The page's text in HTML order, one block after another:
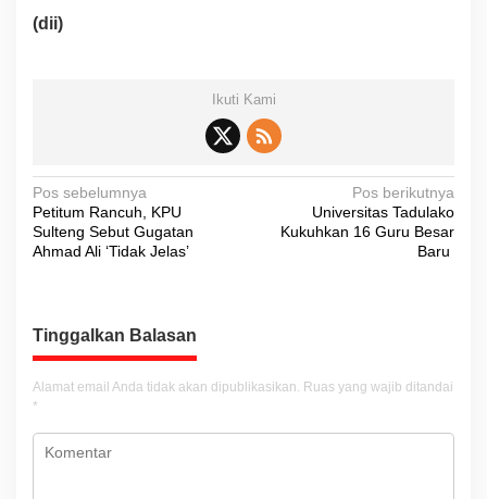
(dii)
Ikuti Kami
N
a
v
g
a
s
i
p
Pos sebelumnya
Petitum Rancuh, KPU
Sulteng Sebut Gugatan
Ahmad Ali ‘Tidak Jelas’
Pos berikutnya
Universitas Tadulako
Kukuhkan 16 Guru Besar
Baru
Tinggalkan Balasan
Alamat email Anda tidak akan dipublikasikan. Ruas yang wajib ditandai
*